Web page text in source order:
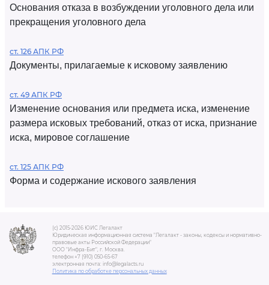
Основания отказа в возбуждении уголовного дела или
прекращения уголовного дела
ст. 126 АПК РФ
Документы, прилагаемые к исковому заявлению
ст. 49 АПК РФ
Изменение основания или предмета иска, изменение
размера исковых требований, отказ от иска, признание
иска, мировое соглашение
ст. 125 АПК РФ
Форма и содержание искового заявления
(c) 2015-2026 ЮИС Легалакт
Юридическая информационная система "Легалакт - законы, кодексы и нормативно-
правовые акты Российской Федерации"
ООО "Инфра-Бит", г. Москва.
телефон +7 (910) 050-65-67
электронная почта: info@legalacts.ru
Политика по обработке персональных данных